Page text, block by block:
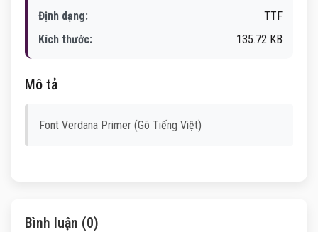
Định dạng:
TTF
Kích thước:
135.72 KB
Mô tả
Font Verdana Primer (Gõ Tiếng Việt)
Bình luận (0)